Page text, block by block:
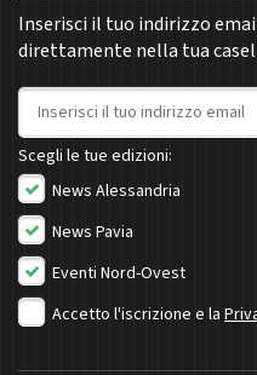
Inserisci il tuo indirizzo
direttamente nella tua
Indirizzo email
Scegli le tue edizioni:
News Alessandria
News Pavia
Eventi Nord-Ovest
Accetto l'iscrizione e la